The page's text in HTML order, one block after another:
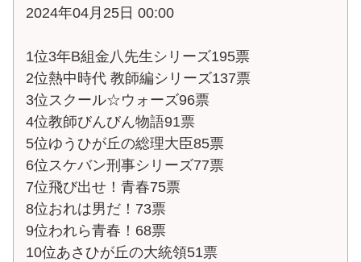
2024年04月25日 00:00
1位3年B組金八先生シリーズ195票
2位熱中時代 教師編シリーズ137票
3位スクール☆ウォーズ96票
4位教師びんびん物語91票
5位ゆうひが丘の総理大臣85票
6位スケバン刑事シリーズ77票
7位飛び出せ！青春75票
8位おれは男だ！73票
9位われら青春！68票
10位あさひが丘の大統領51票